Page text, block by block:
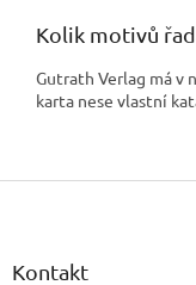
Kolik motivů
Gutrath Verlag má v
karta nese vlastní
Z
Kontakt